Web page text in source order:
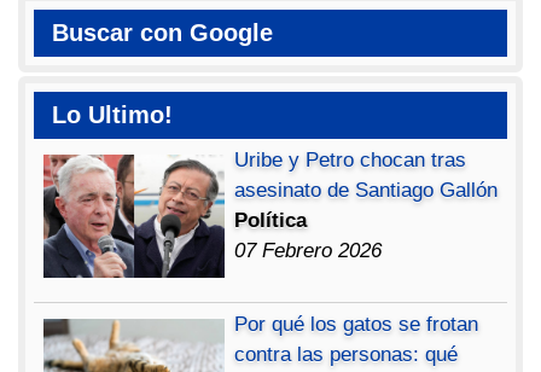
Buscar con Google
Lo Ultimo!
Uribe y Petro chocan tras
asesinato de Santiago Gallón
Política
07 Febrero 2026
Por qué los gatos se frotan
contra las personas: qué